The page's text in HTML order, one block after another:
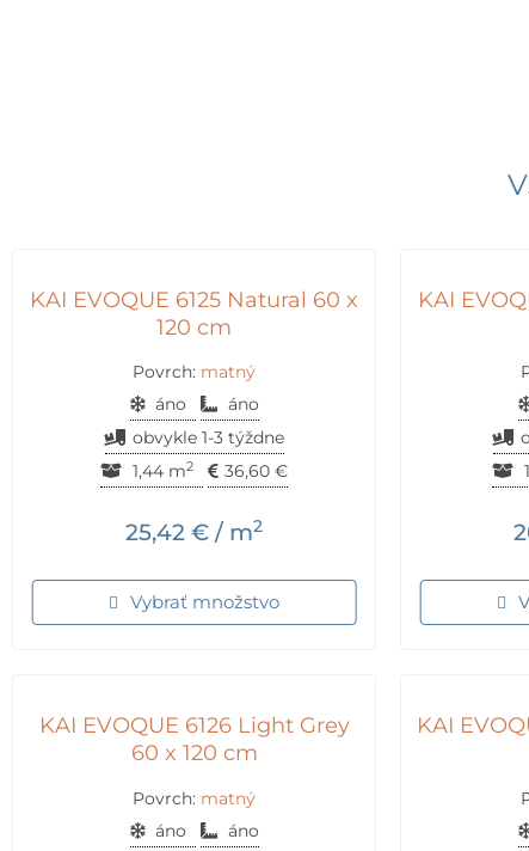
KAI EVOQUE 6125 Natural 60 x
120 cm
Povrch: matný
áno
áno
obvykle 1-3 týždne
1,44 m2 36,60 €
25,42 € / m2
Vybrať množstvo
KAI
KAI EVOQUE 6126 Light Grey
60 x 120 cm
Povrch: matný
áno
áno
KAI